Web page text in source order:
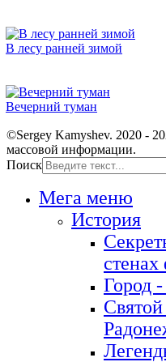
В лесу ранней зимой
Вечерний туман
©Sergey Kamyshev. 2020 -
массовой информации.
Поиск
Мега меню
История
Город